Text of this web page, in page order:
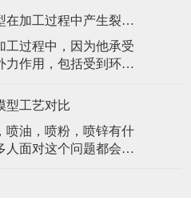
代工业设计的影子，
形的机械零部件可以很
图直接设计，还可以通
如何避免手板模型在加工过程中产生裂痕或是变形
过程中，因为他承受
力作用，包括受到环境
状况。所以，我们为
这方面的事故发生。然
预防工作。现在我们就
型工艺对比
油，喷粉，喷锌有什
人面对这个问题都会支